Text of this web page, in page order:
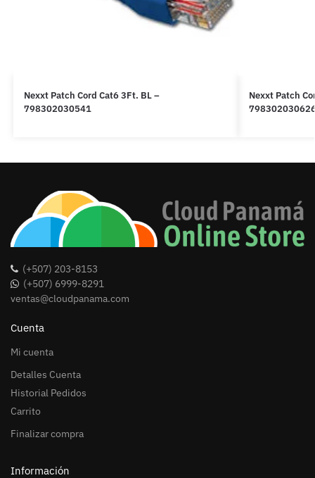
Nexxt Patch Cord Cat6 3Ft. BL –
798302030541
Nexxt Patch
(+507) 203-8153
(+507) 6999-8291
ventas@cloudpanama.com
Cuenta
Mi cuenta
Detalles Cuenta
Historial Pedidos
Carrito
Finalizar compra
Información